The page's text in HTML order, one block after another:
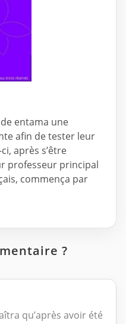
entama une
afin de tester leur
après s’être
professeur principal
commença par
?
qu’après avoir été